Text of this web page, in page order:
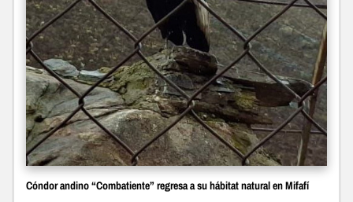
Cóndor andino “Combatiente” regresa a su hábitat natural en Mifafí